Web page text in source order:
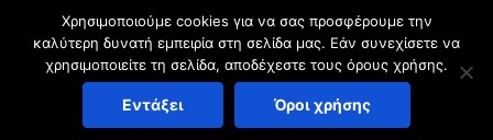
Copyright © 2006-2026 Βούλα Ζυγούρη - All rights reserved | Theme by
Panagiotis Zigouris| .
Χρησιμοποιούμε cookies για να σας προσφέρουμε την
καλύτερη δυνατή εμπειρία στη σελίδα μας. Εάν συνεχίσετε να
χρησιμοποιείτε τη σελίδα, αποδέχεστε τους όρους χρήσης.
Εντάξει Όροι χρήσης